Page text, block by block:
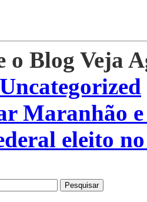
o Blog Veja
Uncategorized
Maranhão
eleito